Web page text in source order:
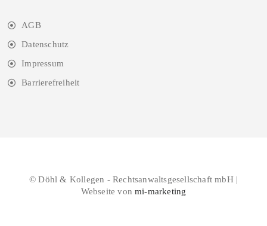
AGB
Datenschutz
Impressum
Barrierefreiheit
© Döhl & Kollegen - Rechtsanwaltsgesellschaft mbH |
Webseite vonmi-marketing